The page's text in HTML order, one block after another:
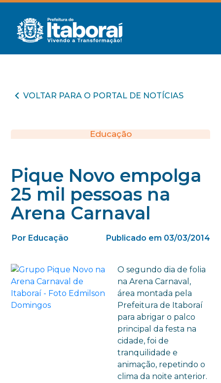
VOLTAR PARA O PORTAL DE NOTÍCIAS
Educação
Pique Novo empolga
25 mil pessoas na
Arena Carnaval
Por Educação Publicado em 03/03/2014
O segundo dia de folia
na Arena Carnaval,
área montada pela
Prefeitura de Itaboraí
para abrigar o palco
principal da festa na
cidade, foi de
tranquilidade e
animação, repetindo o
clima da noite anterior.